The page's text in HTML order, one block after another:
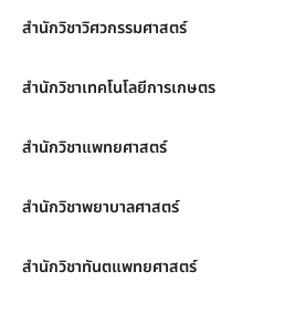
สำนักวิชาวิศวกรรมศาสตร์
สำนักวิชาเทคโนโลยีการเกษตร
สำนักวิชาแพทยศาสตร์
สำนักวิชาพยาบาลศาสตร์
สำนักวิชาทันตแพทยศาสตร์